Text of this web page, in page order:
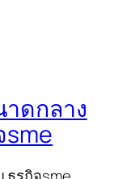
ดกลาง